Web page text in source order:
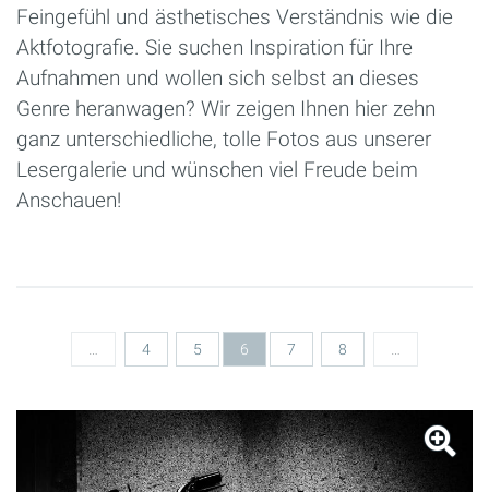
Feingefühl und ästhetisches Verständnis wie die
Aktfotografie. Sie suchen Inspiration für Ihre
Aufnahmen und wollen sich selbst an dieses
Genre heranwagen? Wir zeigen Ihnen hier zehn
ganz unterschiedliche, tolle Fotos aus unserer
Lesergalerie und wünschen viel Freude beim
Anschauen!
4 5 6 7 8